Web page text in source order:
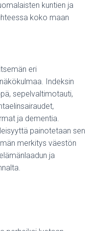
kuntien ja
koko maan
eri
Indeksin
sepelvaltimotauti,
ja dementia.
painotetaan sen
merkitys väestön
ja